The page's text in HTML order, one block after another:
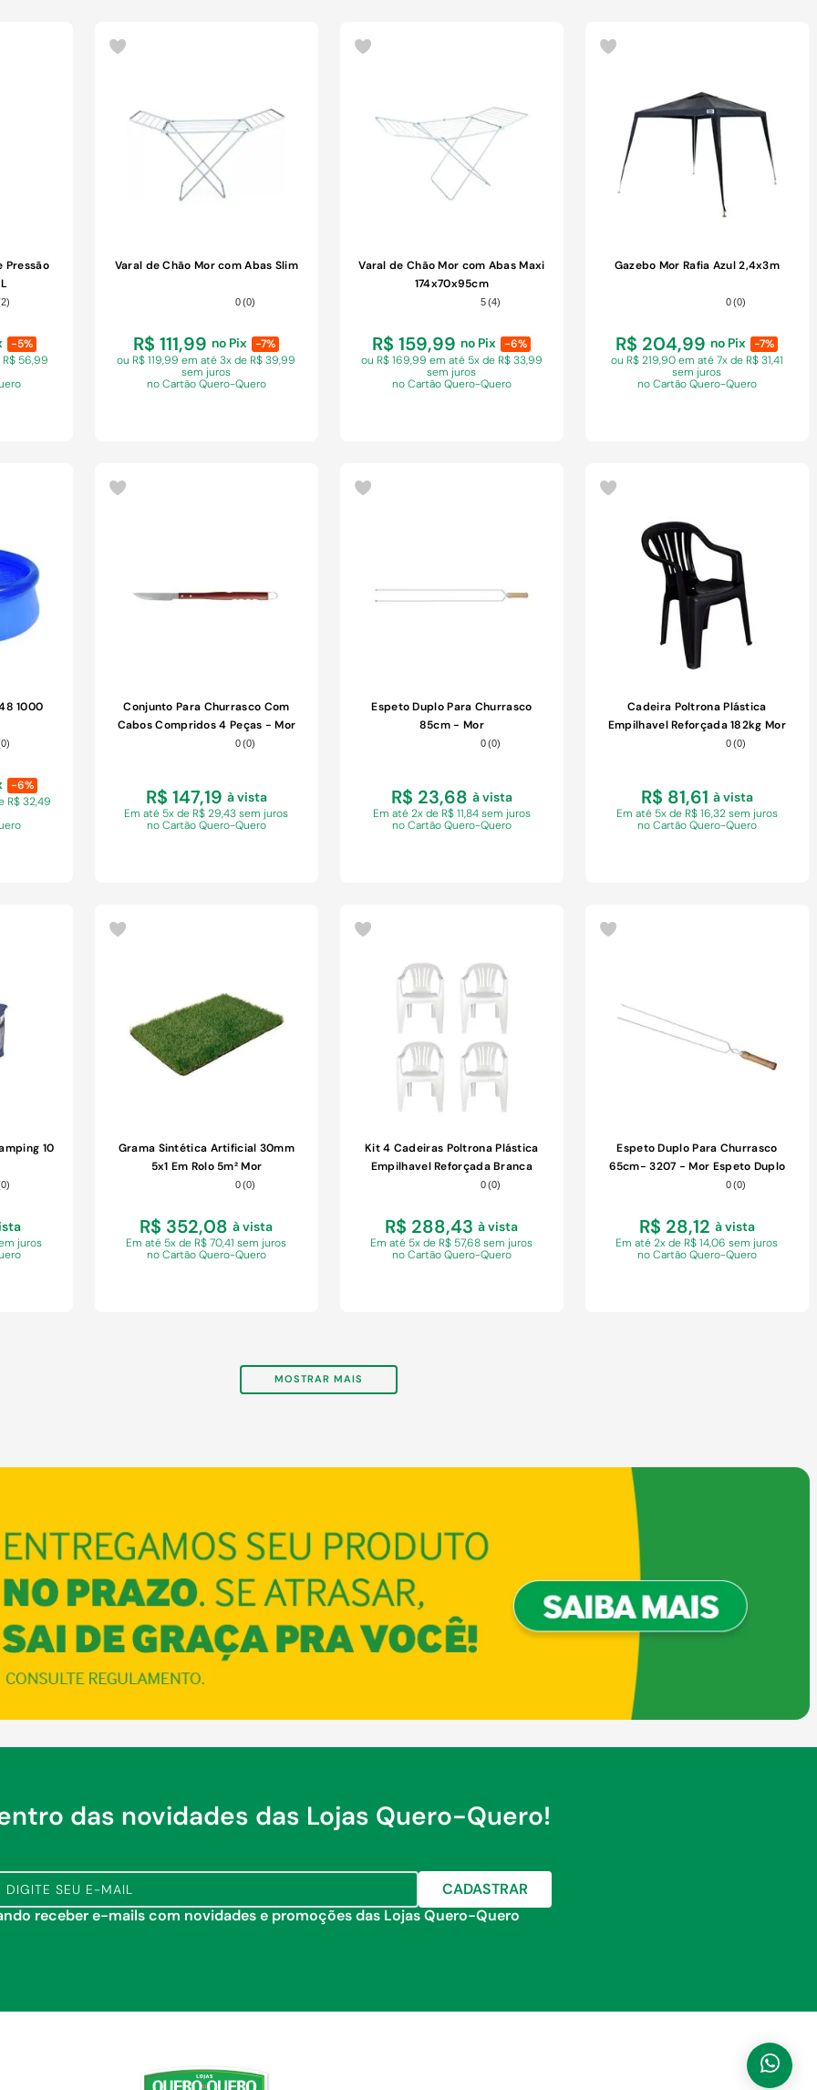
COMPRAR
Pressão
2)
-5%
R$ 56,99
Varal de Chão Mor com Abas Slim
0(0)
R$ 111,99 no Pix
-7%
ou R$ 119,99 ematé 3x de R$ 39,99
sem juros
no Cartão Quero-Quero
Varal de Chão Mor com Abas Maxi
174x70x95cm
5(4)
R$ 159,99 no Pix
-6%
ou R$ 169,99 em até 5x de R$ 33,99
sem juros
no Cartão Quero-Quero
Gazebo Mor Rafia Azul 2,4x3m
0(0)
R$ 204,99 no Pix
-7%
ou R$ 219,90 em até 7x de R$ 31,41
sem juros
no Cartão Quero-Quero
COMPRAR
1000
0)
-6%
R$ 32,49
Conjunto Para Churrasco Com
Cabos Compridos 4 Peças - Mor
0(0)
R$ 147,19 à vista
Ematé 5x de R$ 29,43 sem juros
no Cartão Quero-Quero
Espeto Duplo Para Churrasco
85cm - Mor
0(0)
R$ 23,68 à vista
Em até 2x de R$ 11,84 sem juros
no Cartão Quero-Quero
COMPRAR
Cadeira Poltrona Plástica
Empilhavel Reforçada 182kg Mor
0(0)
R$ 81,61 à vista
Em até 5x de R$ 16,32 sem juros
no Cartão Quero-Quero
10
0)
juros
Grama Sintética Artificial 30mm
5x1 Em Rolo 5m² Mor
0(0)
R$ 352,08 à vista
Ematé 5x de R$ 70,41 sem juros
no Cartão Quero-Quero
Kit 4 Cadeiras Poltrona Plástica
Empilhavel Reforçada Branca
0(0)
R$ 288,43 à vista
Ematé 5x de R$ 57,68 sem juros
no Cartão Quero-Quero
Espeto Duplo Para Churrasco
65cm- 3207 - Mor Espeto Duplo
65cm Mor 3207
0(0)
R$ 28,12 à vista
Ematé 2x de R$ 14,06 sem juros
no Cartão Quero-Quero
MOSTRAR MAIS
das novidades das Lojas Quero-Quero!
CADASTRAR
receber e-mails com novidades e promoções das Lojas Quero-Quero